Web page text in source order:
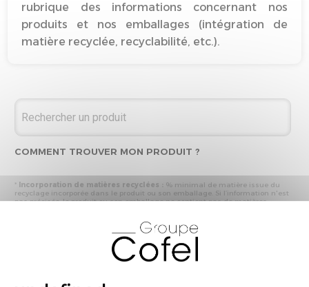
rubrique des informations concernant nos
produits et nos emballages (intégration de
matière recyclée, recyclabilité, etc.).
COMMENT TROUVER MON PRODUIT ?
* Incorporation de matières recyclées : % minimal de matière issue du
recyclage incorporée dans le produit ou son emballage. Si l’information n'est
pas précisée, le produit ou son emballage ne contient pas de matières
- « produit ou emballage majoritairement recyclable » : la matière recyclée
produite par les processus de recyclage mis en œuvre représente plus de 50
% en masse du déchet collecté
- « produit ou emballage entièrement recyclable » : la matière recyclée